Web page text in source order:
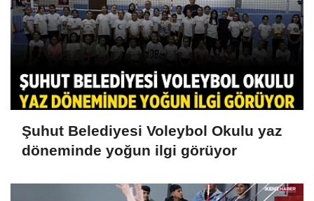
Şuhut Belediyesi Voleybol Okulu yaz
döneminde yoğun ilgi görüyor